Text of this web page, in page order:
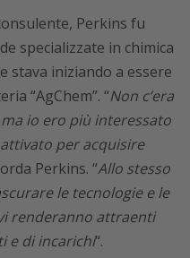
Perkins fu
specializzate in chimica
stava iniziando a essere
“AgChem”. “Non c’era
io ero più interessato
per acquisire
Perkins. “Allo stesso
le tecnologie e le
renderanno attraenti
e di incarichi“.